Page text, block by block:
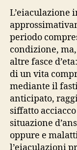
L’eiaculazione
periodo
condizione,
altre fasce
di un vita
mediante il
anticipato,
siffatto
situazione
oppure e
l’eiaculazioni